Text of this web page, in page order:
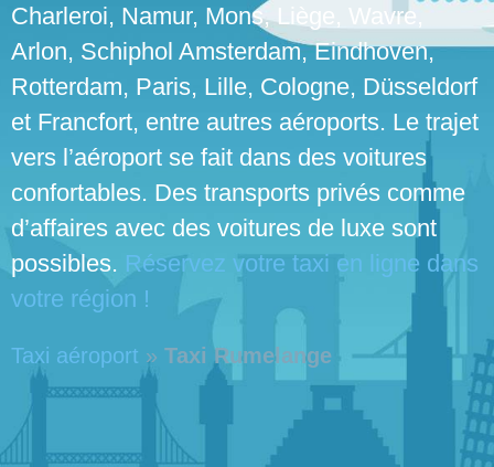
Charleroi, Namur, Mons, Liège, Wavre,
Arlon, Schiphol Amsterdam, Eindhoven,
Rotterdam, Paris, Lille, Cologne, Düsseldorf
et Francfort, entre autres aéroports. Le trajet
vers l’aéroport se fait dans des voitures
confortables. Des transports privés comme
d’affaires avec des voitures de luxe sont
possibles. Réservez votre taxi en ligne dans
votre région !
Taxi aéroport » Taxi Rumelange